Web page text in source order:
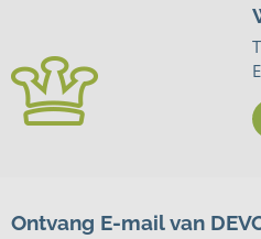
Ontvang E-mail van